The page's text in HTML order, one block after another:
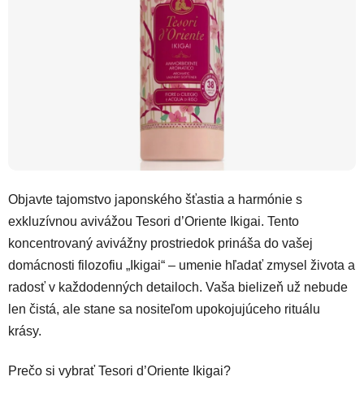
Objavte tajomstvo japonského šťastia a harmónie s
exkluzívnou avivážou Tesori d’Oriente Ikigai. Tento
koncentrovaný avivážny prostriedok prináša do vašej
domácnosti filozofiu „Ikigai“ – umenie hľadať zmysel života a
radosť v každodenných detailoch. Vaša bielizeň už nebude
len čistá, ale stane sa nositeľom upokojujúceho rituálu
krásy.
Prečo si vybrať Tesori d’Oriente Ikigai?